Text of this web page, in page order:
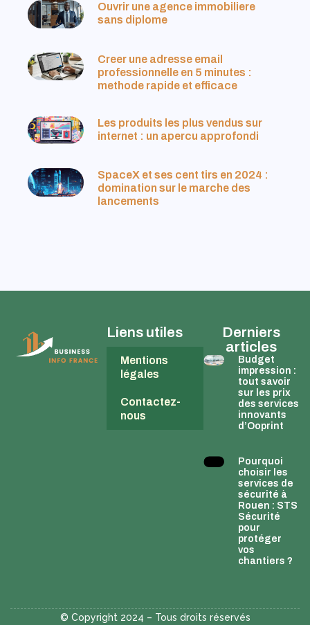
Ouvrir une agence immobiliere
sans diplome
Creer une adresse email
professionnelle en 5 minutes :
methode rapide et efficace
Les produits les plus vendus sur
internet : un apercu approfondi
SpaceX et ses cent tirs en 2024 :
domination sur le marche des
lancements
Liens utiles
Mentions
légales
Contactez-
nous
Derniers
articles
Budget
impression :
tout savoir
sur les prix
des services
innovants
d’Ooprint
Pourquoi
choisir les
services de
sécurité à
Rouen : STS
Sécurité
pour
protéger
vos
chantiers ?
© Copyright 2024 – Tous droits réservés